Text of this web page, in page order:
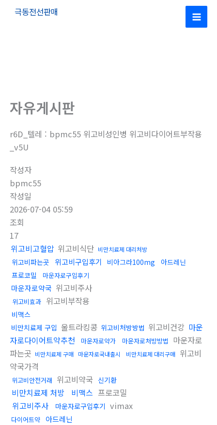
극동전선판매
Main
자유게시판
r6D_텔레 : bpmc55 위고비성인병 위고비다이어트부작용
_v5U
작성자
bpmc55
작성일
2026-07-04 05:59
조회
17
위고비고혈압 위고비식단 비만치료제 대리처방
위고비파는곳 위고비구입후기 비아그라100mg
아드레닌
프로코밀
마운자로구입후기
마운자로약국 위고비주사
위고비효과 위고비부작용
비맥스
비만치료제 구입 울트라킹콩 위고비처방방법 위고비건강 마운
자로다이어트약추천
마운자로약가 마운자로처방방법
마운자로
파는곳 비만치료제 구매 마운자로국내출시 비만치료제 대리구매 위고비
약국가격
위고비안전거래 위고비약국 신기환
비만치료제 처방 비맥스 프로코밀
위고비주사
마운자로구입후기 vimax
다이어트약
아드레닌